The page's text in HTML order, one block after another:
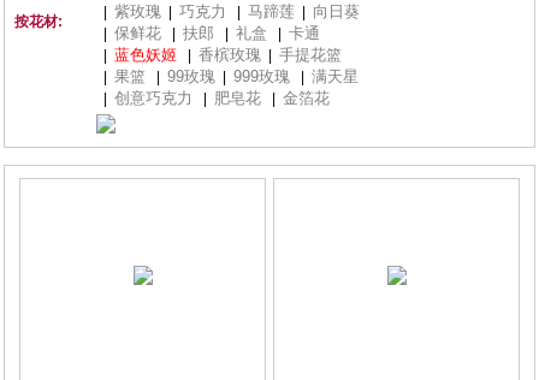
按花材:
紫玫瑰 巧克力 马蹄莲 向日葵
保鲜花 扶郎 礼盒 卡通
蓝色妖姬 香槟玫瑰 手提花篮
果篮 99玫瑰 999玫瑰 满天星
创意巧克力 肥皂花 金箔花